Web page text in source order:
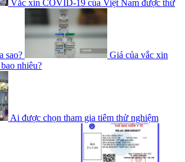
Vắc xin COVID-19 của Việt Nam được thử
sao?
Giá của vắc xin
nhiêu?
Ai được chọn tham gia tiêm thử nghiệm